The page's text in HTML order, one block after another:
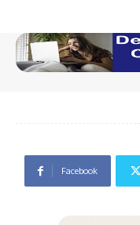
Facebook